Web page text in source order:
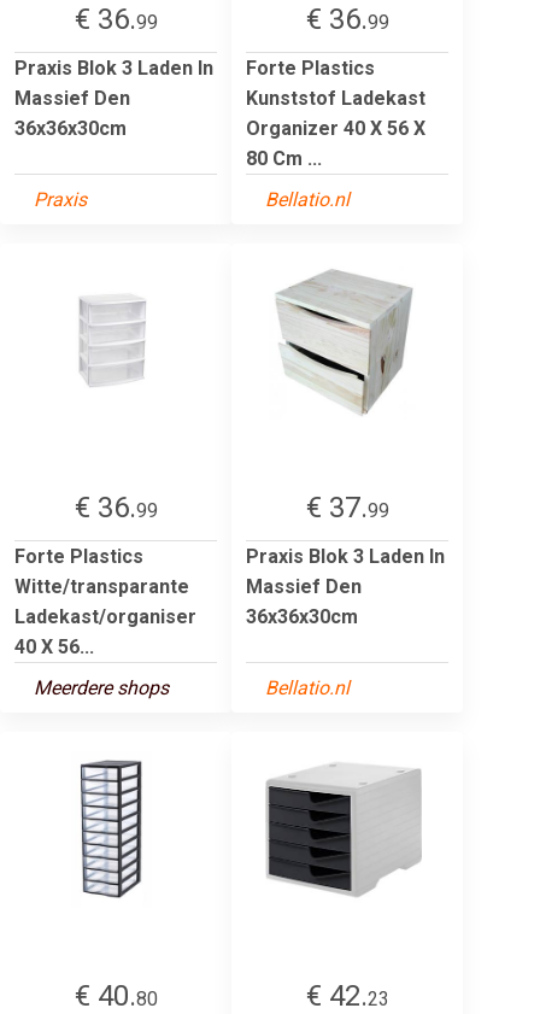
€ 36.99
Praxis Blok 3 Laden In
Massief Den
36x36x30cm
Praxis
€ 36.99
Forte Plastics
Kunststof Ladekast
Organizer 40 X 56 X
80 Cm ...
Bellatio.nl
€ 36.99
Forte Plastics
Witte/transparante
Ladekast/organiser
40 X 56...
Meerdere shops
€ 37.99
Praxis Blok 3 Laden In
Massief Den
36x36x30cm
Bellatio.nl
€ 40.80
€ 42.23